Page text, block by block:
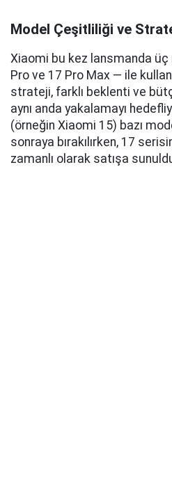
Model Çeşitliliği ve
Xiaomi bu kez lansmanda
Pro ve 17 Pro Max — ile
strateji, farklı beklenti ve
aynı anda yakalamayı
(örneğin Xiaomi 15) bazı
sonraya bırakılırken, 17
zamanlı olarak satışa